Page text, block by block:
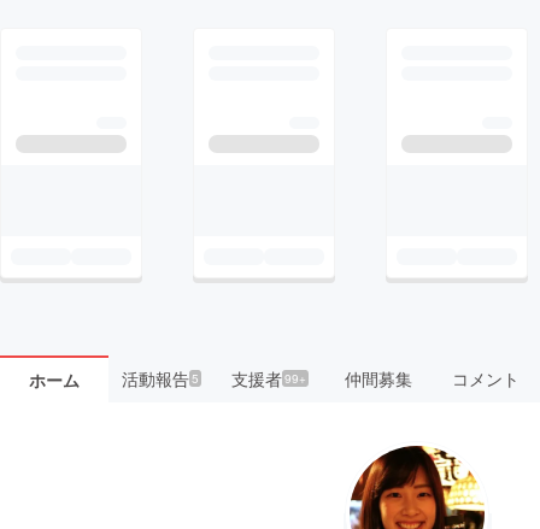
ホーム 活動報告5 支援者99+ 仲間募集 コメント